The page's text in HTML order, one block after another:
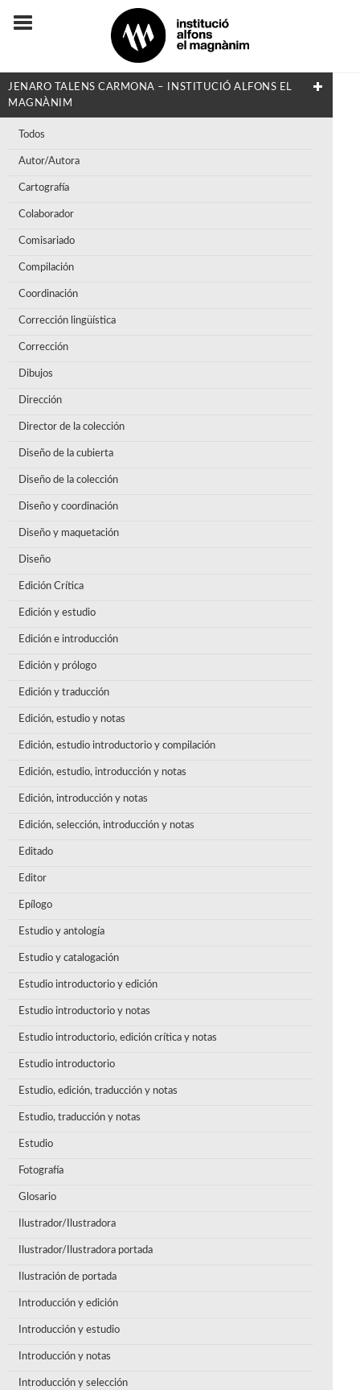
JENARO TALENS CARMONA – INSTITUCIÓ ALFONS EL
MAGNÀNIM
Todos
Autor/Autora
Cartografía
Colaborador
Comisariado
Compilación
Coordinación
Corrección lingüística
Corrección
Dibujos
Dirección
Director de la colección
Diseño de la cubierta
Diseño de la colección
Diseño y coordinación
Diseño y maquetación
Diseño
Edición Crítica
Edición y estudio
Edición e introducción
Edición y prólogo
Edición y traducción
Edición, estudio y notas
Edición, estudio introductorio y compilación
Edición, estudio, introducción y notas
Edición, introducción y notas
Edición, selección, introducción y notas
Editado
Editor
Epílogo
Estudio y antología
Estudio y catalogación
Estudio introductorio y edición
Estudio introductorio y notas
Estudio introductorio, edición crítica y notas
Estudio introductorio
Estudio, edición, traducción y notas
Estudio, traducción y notas
Estudio
Fotografía
Glosario
Ilustrador/Ilustradora
Ilustrador/Ilustradora portada
Ilustración de portada
Introducción y edición
Introducción y estudio
Introducción y notas
Introducción y selección